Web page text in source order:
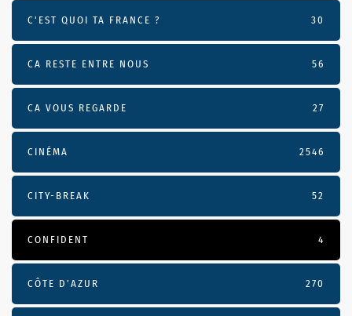
C'EST QUOI TA FRANCE ? 30
CA RESTE ENTRE NOUS 56
CA VOUS REGARDE 27
CINÉMA 2546
CITY-BREAK 52
CONFIDENT 4
CÔTE D’AZUR 270